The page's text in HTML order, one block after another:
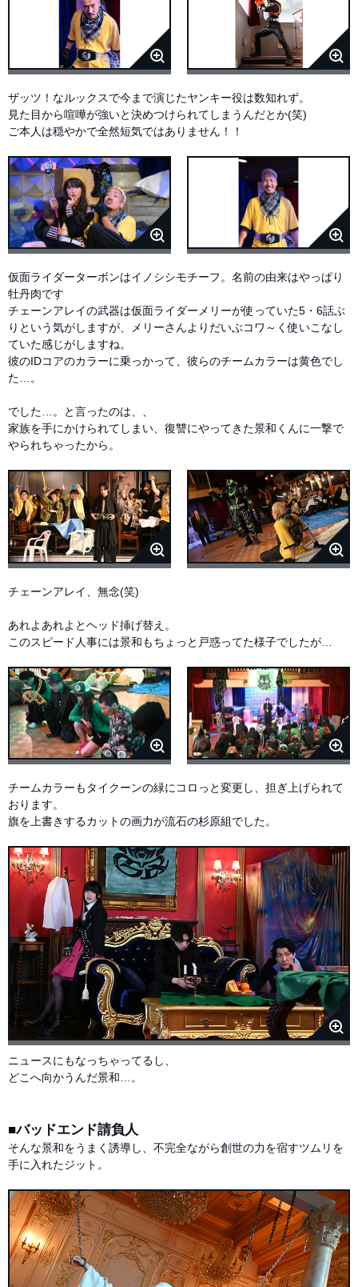
ザッツ！なルックスで今まで演じたヤンキー役は数知れず。
見た目から喧嘩が強いと決めつけられてしまうんだとか(笑)
ご本人は穏やかで全然短気ではありません！！
仮面ライダーターボンはイノシシモチーフ。名前の由来はやっぱり
牡丹肉です
チェーンアレイの武器は仮面ライダーメリーが使っていた5・6話ぶ
りという気がしますが、メリーさんよりだいぶコワ～く使いこなし
ていた感じがしますね。
彼のIDコアのカラーに乗っかって、彼らのチームカラーは黄色でし
た…。
でした…。と言ったのは、、
家族を手にかけられてしまい、復讐にやってきた景和くんに一撃で
やられちゃったから。
チェーンアレイ、無念(笑)
あれよあれよとヘッド挿げ替え。
このスピード人事には景和もちょっと戸惑ってた様子でしたが…
チームカラーもタイクーンの緑にコロっと変更し、担ぎ上げられて
おります。
旗を上書きするカットの画力が流石の杉原組でした。
ニュースにもなっちゃってるし、
どこへ向かうんだ景和…。
■バッドエンド請負人
そんな景和をうまく誘導し、不完全ながら創世の力を宿すツムリを
手に入れたジット。